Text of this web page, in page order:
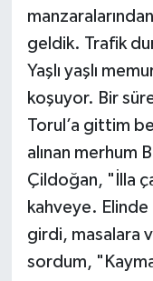
geldik. Trafik
Yaşlı yaşlı
koşuyor. Bir
Torul’a gittim
alınan merhum
Çildoğan, "İlla
kahveye.
girdi, masalara
sordum,